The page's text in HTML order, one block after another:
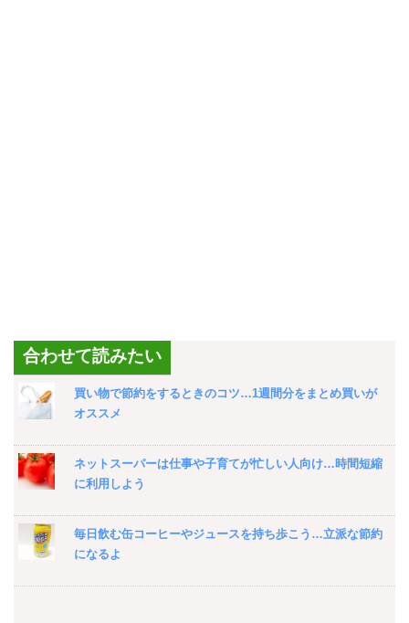
合わせて読みたい
買い物で節約をするときのコツ…1週間分をまとめ買いが
オススメ
ネットスーパーは仕事や子育てが忙しい人向け…時間短縮
に利用しよう
毎日飲む缶コーヒーやジュースを持ち歩こう…立派な節約
になるよ